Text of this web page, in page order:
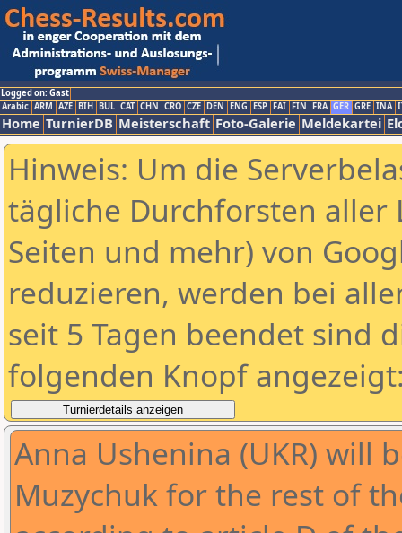
Logged on: Gast
Arabic ARM AZE BIH BUL CAT CHN CRO CZE DEN ENG ESP FAI FIN FRA GER GRE INA
Home TurnierDB Meisterschaft Foto-Galerie Meldekartei
Hinweis: Um die
tägliche Durchforsten aller
Seiten und mehr) von
reduzieren, werden bei
seit 5 Tagen beendet sind
folgenden Knopf
Anna Ushenina (UKR) will
Muzychuk for the rest of